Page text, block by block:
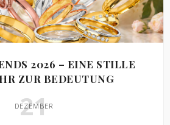
2026 – EINE STILLE
ZUR BEDEUTUNG
21
DEZEMBER